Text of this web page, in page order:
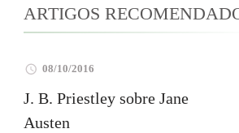
ARTIGOS
08/10/2016
J. B. Priestley sobre Jane
Austen